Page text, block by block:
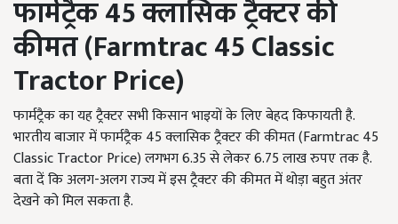
फार्मट्रैक45क्लासिक ट्रैक्टर की
कीमत(Farmtrac 45 Classic
Tractor Price)
फार्मट्रैक का यह ट्रैक्टर सभी किसान भाइयों के लिए बेहद किफायती है.
भारतीय बाजार में फार्मट्रैक 45क्लासिक ट्रैक्टर की कीमत (Farmtrac 45
Classic Tractor Price)लगभग6.35से लेकर6.75लाख रुपए तक है.
बता दें कि अलग-अलग राज्य में इस ट्रैक्टर की कीमत में थोड़ा बहुत अंतर
देखने को मिल सकता है.